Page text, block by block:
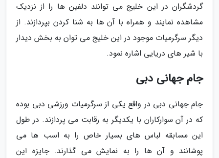
گردشگران در این خلیج می توانند دلفین ها را از نزدیک
مشاهده نمایند و همراه با آن ها به شنا کردن بپردازند. از
دیگر سرگرمیات موجود در این خلیج می توان به بخش دیدار
با شیر های دریایی اشاره نمود.
جام جهانی دبی
جام جهانی دبی در واقع یکی از سرگرمیات ورزشی دبی بوده
که در آن سوارکاران با یکدیگر به رقابت می پردازند. در طول
این مسابقه لباس های بسیار خاص را به اسب ها می
پوشانند و آن ها را به نمایش می گذارند. جایزه این